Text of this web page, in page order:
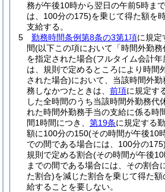
務が午後10時から翌日の午前5時ま
は、100分の175)を乗じて得た額を
支給する。
5
勤務時間条例第8条の3第1項に規定
間(以下この項において「時間外勤
を指定された場合(フルタイム会計
は、規則で定めるところにより時間
された場合)において、当該時間外
務しなかつたときは、 前項に規定す
した全時間のうち当該時間外勤務代
れた時間外勤務手当の支給に係る時
間1時間につき、 第19条に規定する
額に100分の150(その時間が午後10
での間である場合には、100分の175)
規則で定める割合(その時間が午後
までの間である場合には、その割合
た割合)を減じた割合を乗じて得た
給することを要しない。